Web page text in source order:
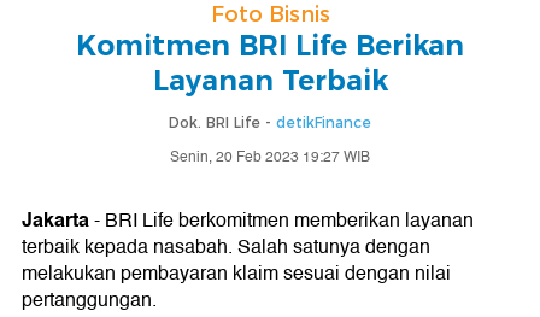
Foto Bisnis
Komitmen BRI Life Berikan
Layanan Terbaik
Dok. BRI Life - detikFinance
Senin, 20 Feb 2023 19:27 WIB
Jakarta- BRI Life berkomitmen memberikan layanan
terbaik kepada nasabah. Salah satunya dengan
melakukan pembayaran klaim sesuai dengan nilai
pertanggungan.